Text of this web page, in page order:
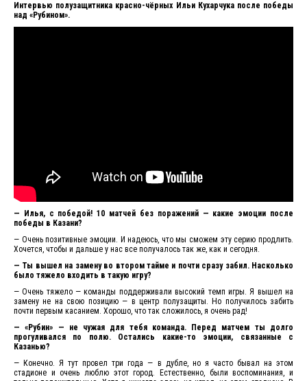
Интервью полузащитника красно-чёрных Ильи Кухарчука после победы
над «Рубином».
— Илья, с победой! 10 матчей без поражений — какие эмоции после
победы в Казани?
— Очень позитивные эмоции. И надеюсь, что мы сможем эту серию продлить.
Хочется, чтобы и дальше у нас все получалось так же, как и сегодня.
— Ты вышел на замену во втором тайме и почти сразу забил. Насколько
было тяжело входить в такую игру?
— Очень тяжело — команды поддерживали высокий темп игры. Я вышел на
замену не на свою позицию — в центр полузащиты. Но получилось забить
почти первым касанием. Хорошо, что так сложилось, я очень рад!
— «Рубин» — не чужая для тебя команда. Перед матчем ты долго
прогуливался по полю. Остались какие-то эмоции, связанные с
Казанью?
— Конечно. Я тут провел три года — в дубле, но я часто бывал на этом
стадионе и очень люблю этот город. Естественно, были воспоминания, и